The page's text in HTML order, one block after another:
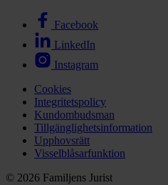
Facebook
LinkedIn
Instagram
Cookies
Integritetspolicy
Kundombudsman
Tillgänglighetsinformation
Upphovsrätt
Visselblåsarfunktion
© 2026 Familjens Jurist